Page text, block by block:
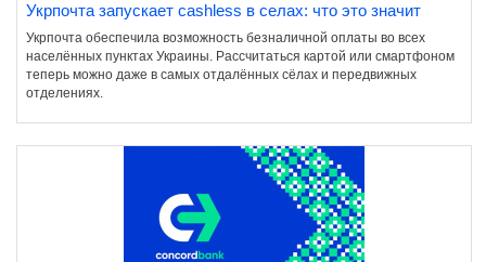
Укрпочта запускает cashless в селах: что это значит
Укрпочта обеспечила возможность безналичной оплаты во всех
населённых пунктах Украины. Рассчитаться картой или смартфоном
теперь можно даже в самых отдалённых сёлах и передвижных
отделениях.